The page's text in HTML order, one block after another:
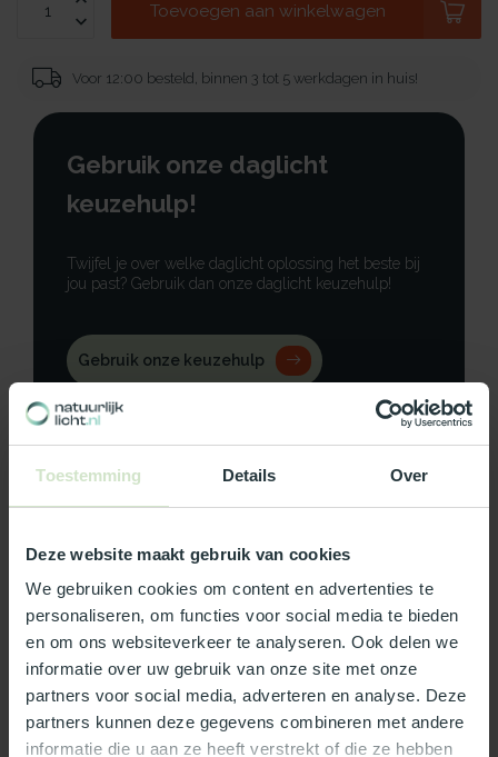
Toestemming Details Over
Deze website maakt gebruik van cookies
We gebruiken cookies om content en advertenties te
personaliseren, om functies voor social media te bieden
en om ons websiteverkeer te analyseren. Ook delen we
informatie over uw gebruik van onze site met onze
partners voor social media, adverteren en analyse. Deze
partners kunnen deze gegevens combineren met andere
informatie die u aan ze heeft verstrekt of die ze hebben
Toevoegen aan winkelwagen
Voor 12:00 besteld, binnen 3 tot 5 werkdagen in huis!
Gebruik onze daglicht
keuzehulp!
Twijfel je over welke daglicht oplossing het beste bij
jou past? Gebruik dan onze daglicht keuzehulp!
Gebruik onze keuzehulp
Neem contact op
Productomschrijving
Specificaties
Reviews
Wat ons écht bijzonder maakt: